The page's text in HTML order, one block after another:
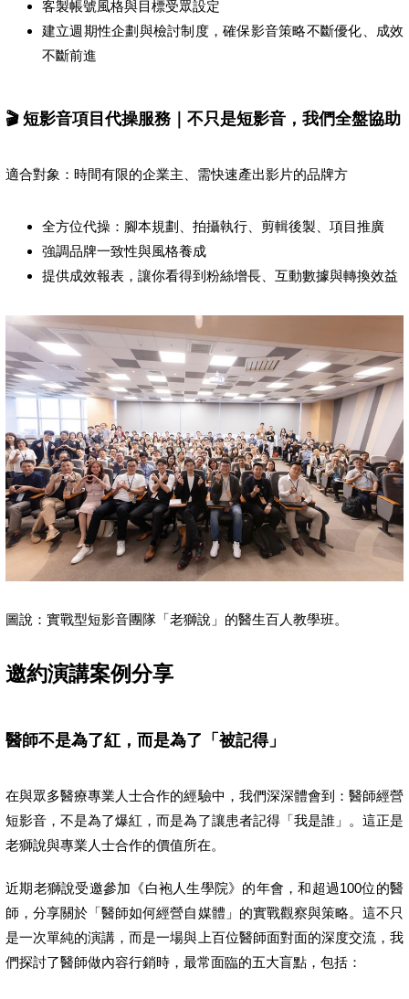
客製帳號風格與目標受眾設定
建立週期性企劃與檢討制度，確保影音策略不斷優化、成效
不斷前進
🎬 短影音項目代操服務｜不只是短影音，我們全盤協助
適合對象：時間有限的企業主、需快速產出影片的品牌方
全方位代操：腳本規劃、拍攝執行、剪輯後製、項目推廣
強調品牌一致性與風格養成
提供成效報表，讓你看得到粉絲增長、互動數據與轉換效益
圖說：實戰型短影音團隊「老獅說」的醫生百人教學班。
邀約演講案例分享
醫師不是為了紅，而是為了「被記得」
在與眾多醫療專業人士合作的經驗中，我們深深體會到：醫師經營
短影音，不是為了爆紅，而是為了讓患者記得「我是誰」。這正是
老獅說與專業人士合作的價值所在。
近期老獅說受邀參加《白袍人生學院》的年會，和超過100位的醫
師，分享關於「醫師如何經營自媒體」的實戰觀察與策略。這不只
是一次單純的演講，而是一場與上百位醫師面對面的深度交流，我
們探討了醫師做內容行銷時，最常面臨的五大盲點，包括：